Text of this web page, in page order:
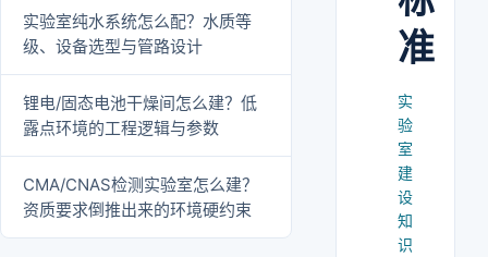
实验室纯水系统怎么配？水质等
级、设备选型与管路设计
锂电/固态电池干燥间怎么建？低
露点环境的工程逻辑与参数
CMA/CNAS检测实验室怎么建？
资质要求倒推出来的环境硬约束
准
实
验
室
建
设
知
识